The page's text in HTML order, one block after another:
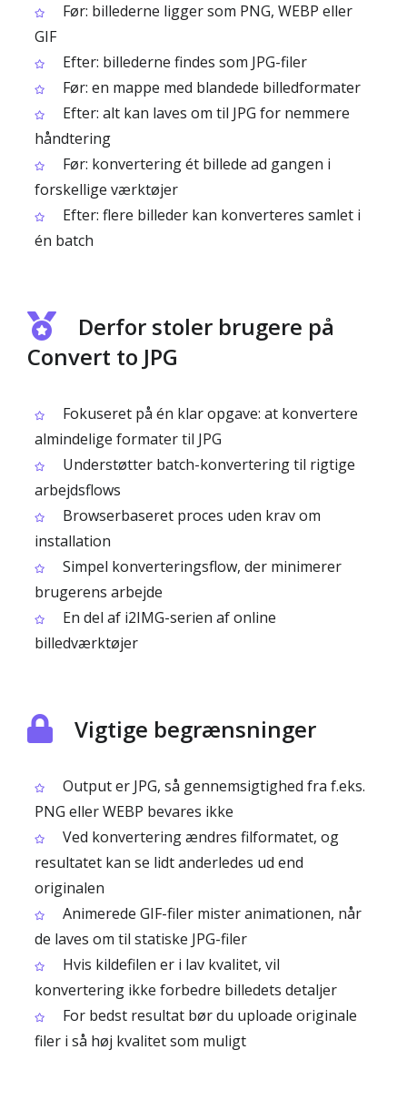
Før: billederne ligger som PNG, WEBP eller
GIF
Efter: billederne findes som JPG-filer
Før: en mappe med blandede billedformater
Efter: alt kan laves om til JPG for nemmere
håndtering
Før: konvertering ét billede ad gangen i
forskellige værktøjer
Efter: flere billeder kan konverteres samlet i
én batch
Derfor stoler brugere på
Convert to JPG
Fokuseret på én klar opgave: at konvertere
almindelige formater til JPG
Understøtter batch-konvertering til rigtige
arbejdsflows
Browserbaseret proces uden krav om
installation
Simpel konverteringsflow, der minimerer
brugerens arbejde
En del af i2IMG-serien af online
billedværktøjer
Vigtige begrænsninger
Output er JPG, så gennemsigtighed fra f.eks.
PNG eller WEBP bevares ikke
Ved konvertering ændres filformatet, og
resultatet kan se lidt anderledes ud end
originalen
Animerede GIF-filer mister animationen, når
de laves om til statiske JPG-filer
Hvis kildefilen er i lav kvalitet, vil
konvertering ikke forbedre billedets detaljer
For bedst resultat bør du uploade originale
filer i så høj kvalitet som muligt